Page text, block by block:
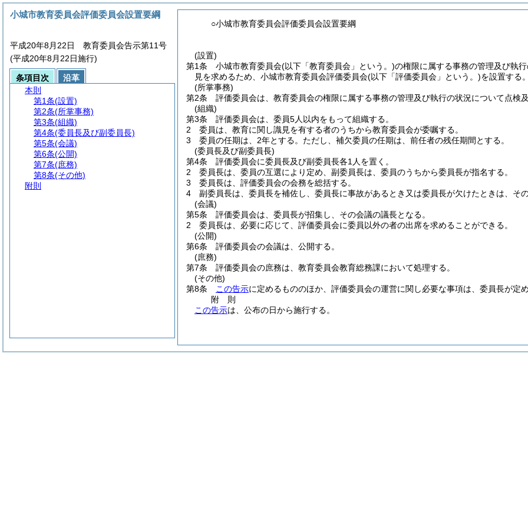
○小城市教育委員会評価委員会設置要綱
(設置)
第1条
小城市教育委員会(以下「教育委員会」という。)の権限に属する事務の管理及び執
見を求めるため、小城市教育委員会評価委員会(以下「評価委員会」という。)を設置する
(所掌事務)
第2条
評価委員会は、教育委員会の権限に属する事務の管理及び執行の状況について点検
(組織)
第3条
評価委員会は、委員5人以内をもって組織する。
2
委員は、教育に関し識見を有する者のうちから教育委員会が委嘱する。
3
委員の任期は、2年とする。 ただし、補欠委員の任期は、前任者の残任期間とする。
(委員長及び副委員長)
第4条
評価委員会に委員長及び副委員長各1人を置く。
2
委員長は、委員の互選により定め、副委員長は、委員のうちから委員長が指名する。
3
委員長は、評価委員会の会務を総括する。
4
副委員長は、委員長を補佐し、委員長に事故があるとき又は委員長が欠けたときは、そ
(会議)
第5条
評価委員会は、委員長が招集し、その会議の議長となる。
2
委員長は、必要に応じて、評価委員会に委員以外の者の出席を求めることができる。
(公開)
第6条
評価委員会の会議は、公開する。
(庶務)
第7条
評価委員会の庶務は、教育委員会教育総務課において処理する。
(その他)
第8条
この告示に定めるもののほか、評価委員会の運営に関し必要な事項は、委員長が定
附 則
この告示は、公布の日から施行する。
小城市教育委員会評価委員会設置要綱
平成20年8月22日 教育委員会告示第11号
(平成20年8月22日施行)
条項目次
沿革
本則
第1条(設置)
第2条(所掌事務)
第3条(組織)
第4条(委員長及び副委員長)
第5条(会議)
第6条(公開)
第7条(庶務)
第8条(その他)
附則